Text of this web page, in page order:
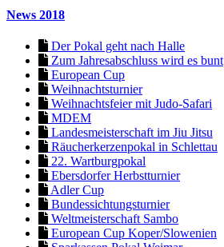
News 2018
Der Pokal geht nach Halle
Zum Jahresabschluss wird es bunt
European Cup
Weihnachtsturnier
Weihnachtsfeier mit Judo-Safari
MDEM
Landesmeisterschaft im Jiu Jitsu
Räucherkerzenpokal in Schlettau
22. Wartburgpokal
Ebersdorfer Herbstturnier
Adler Cup
Bundessichtungsturnier
Weltmeisterschaft Sambo
European Cup Koper/Slowenien